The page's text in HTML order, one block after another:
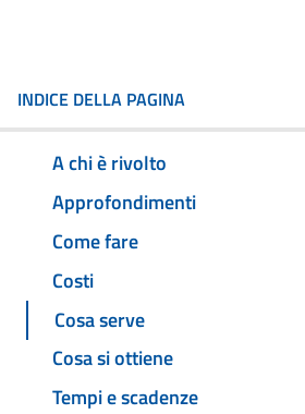
INDICE DELLA PAGINA
A chi è rivolto
Approfondimenti
Come fare
Costi
Cosa serve
Cosa si ottiene
Tempi e scadenze